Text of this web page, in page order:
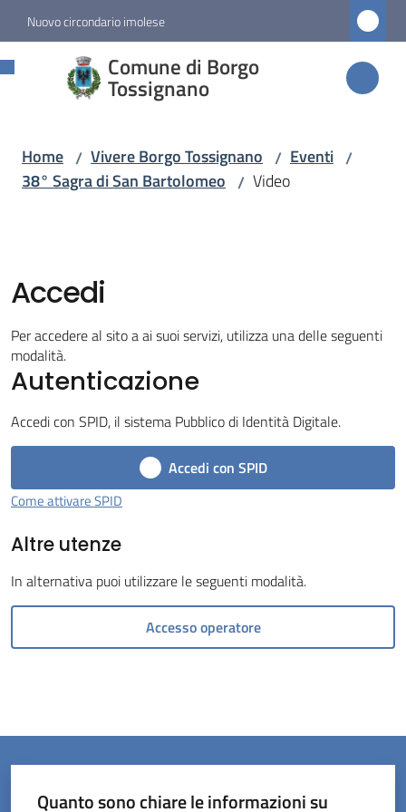
Vai al contenuto
Vai alla navigazione
Vai al footer
Nuovo circondario imolese
Comune di Borgo
Tossignano
Comune di
Borgo
Amministrazione
Servizi
Vivere
Borgo
Menu selezionato
Servizi
line
Prenotazioni
Home / Vivere Borgo Tossignano / Eventi /
38° Sagra di San Bartolomeo / Video
Accedi
Per accedere al sito a ai suoi servizi, utilizza una delle seguenti
modalità.
Autenticazione
Accedi con SPID, il sistema Pubblico di Identità Digitale.
Accedi con SPID
Come attivare SPID
Altre utenze
In alternativa puoi utilizzare le seguenti modalità.
Accesso operatore
Quanto sono chiare le informazioni su